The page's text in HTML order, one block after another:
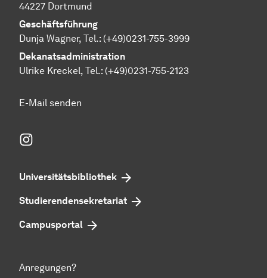
44227 Dortmund
Geschäftsführung
Dunja Wagner, Tel.: (+49)0231-755-3999
Dekanatsadministration
Ulrike Kreckel, Tel.: (+49)0231-755-2123
E-Mail senden
Universitätsbibliothek
Studierendensekretariat
Campusportal
Anregungen?